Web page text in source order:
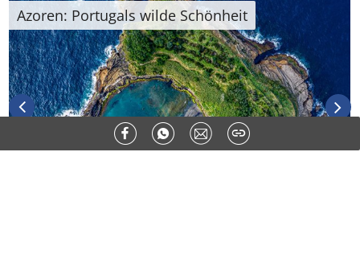
Azoren: Portugals wilde Schönheit